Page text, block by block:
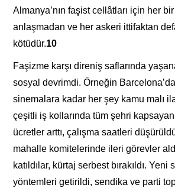
Almanya’nın faşist cellâtları için her
anlaşmadan ve her askeri ittifaktan
kötüdür.10
Faşizme karşı direniş saflarında
sosyal devrimdi. Örneğin
sinemalara kadar her şey kamu malı
çeşitli iş kollarında tüm şehri
ücretler arttı, çalışma saatleri
mahalle komitelerinde ileri görevler
katıldılar, kürtaj serbest bırakıldı.
yöntemleri getirildi, sendika ve parti